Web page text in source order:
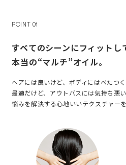
POINT 01
すベてのシーンにフィットし
本当の“マルチ”オイル。
ヘアには良いけど、ボディにはべたつ
最適だけど、アウトバスには気持ち悪
悩みを解決する心地いいテクスチャー